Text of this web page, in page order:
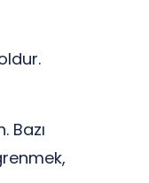
Bazı